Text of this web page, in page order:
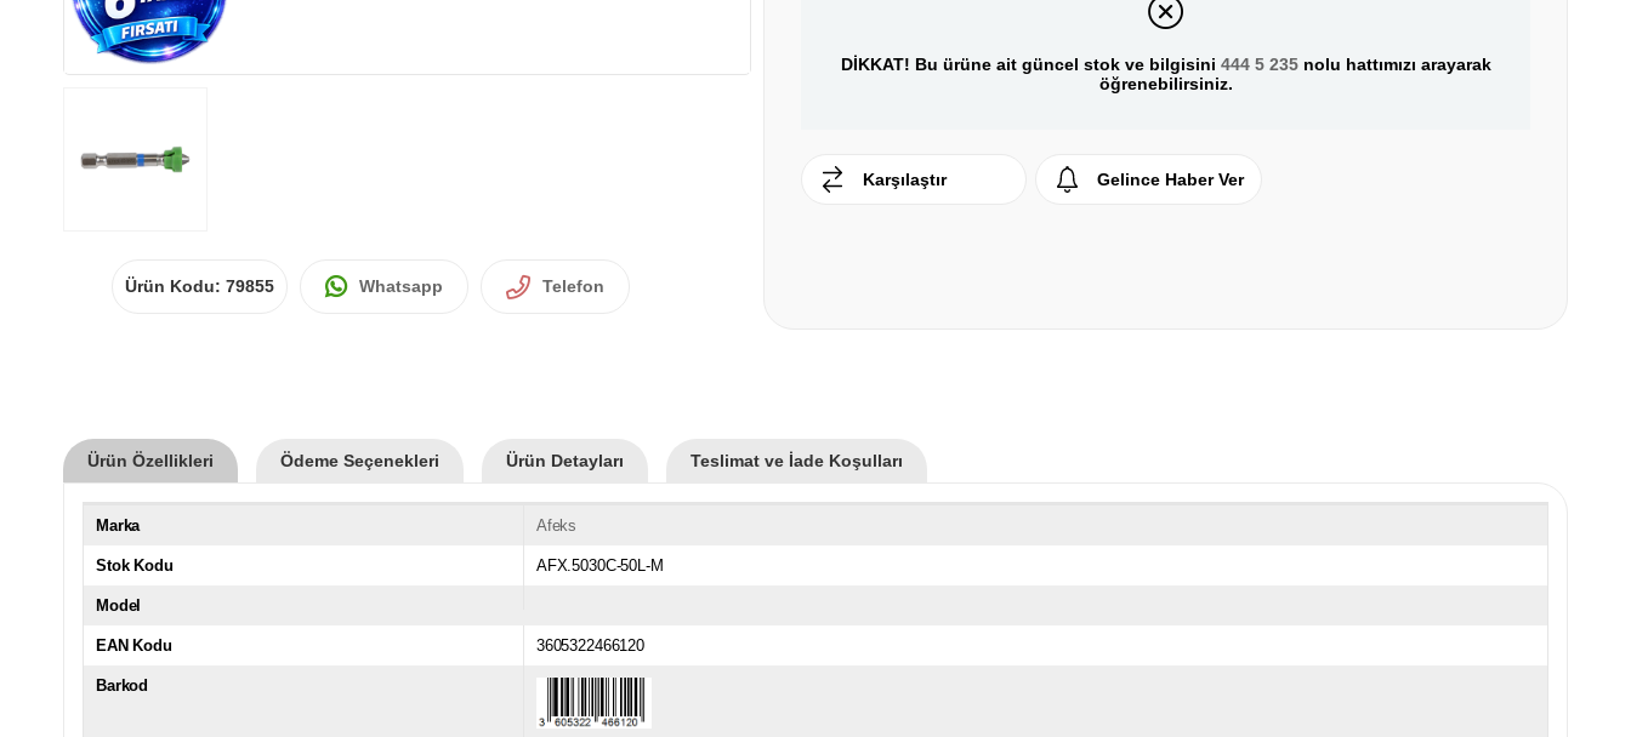
Ürün Kodu: 79855 Whatsapp Telefon
DİKKAT! Bu ürüne ait güncel stok ve bilgisini 444 5 235nolu hattımızı arayarak
öğrenebilirsiniz.
Karşılaştır Gelince Haber Ver
Ürün Özellikleri Ödeme Seçenekleri Ürün Detayları Teslimat ve İade Koşulları
Marka Afeks
Stok Kodu AFX.5030C-50L-M
Model
EAN Kodu 3605322466120
Barkod